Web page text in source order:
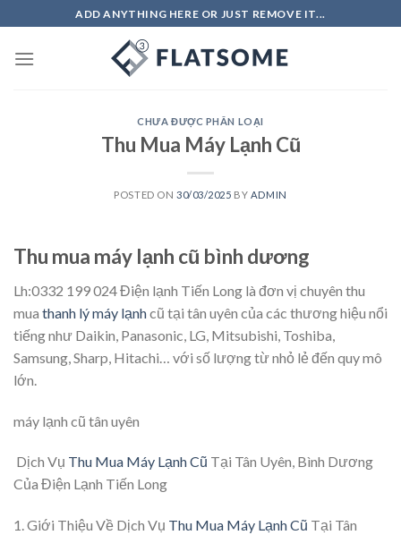
to
content
ADD ANYTHING HERE OR JUST REMOVE IT...
CHƯA ĐƯỢC PHÂN LOẠI
Thu Mua Máy Lạnh Cũ
POSTED ON 30/03/2025 BY ADMIN
Thu mua máy lạnh cũ bình dương
Lh:0332 199 024 Điện lạnh Tiến Long là đơn vị chuyên thu
mua thanh lý máy lạnhcũ tại tân uyên của các thương hiệu nổi
tiếng như Daikin, Panasonic, LG, Mitsubishi, Toshiba,
Samsung, Sharp, Hitachi… với số lượng từ nhỏ lẻ đến quy mô
lớn.
máy lạnh cũ tân uyên
Dịch Vụ Thu Mua Máy Lạnh Cũ Tại Tân Uyên, Bình Dương
Của Điện Lạnh Tiến Long
1. Giới Thiệu Về Dịch Vụ Thu Mua Máy Lạnh Cũ Tại Tân